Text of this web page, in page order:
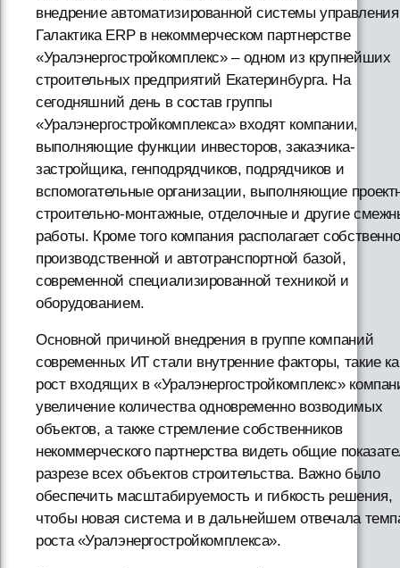
внедрение автоматизированной системы управления
Галактика ERP в некоммерческом партнерстве
«Уралэнергостройкомплекс» – одном из крупнейших
строительных предприятий Екатеринбурга. На
сегодняшний день в состав группы
«Уралэнергостройкомплекса» входят компании,
выполняющие функции инвесторов, заказчика-
застройщика, генподрядчиков, подрядчиков и
вспомогательные организации, выполняющие
строительно-монтажные, отделочные и другие
работы. Кроме того компания располагает
производственной и автотранспортной базой,
современной специализированной техникой и
оборудованием.
Основной причиной внедрения в группе компаний
современных ИТ стали внутренние факторы, такие
рост входящих в «Уралэнергостройкомплекс»
увеличение количества одновременно возводимых
объектов, а также стремление собственников
некоммерческого партнерства видеть общие
разрезе всех объектов строительства. Важно было
обеспечить масштабируемость и гибкость решения,
чтобы новая система и в дальнейшем отвечала
роста «Уралэнергостройкомплекса».